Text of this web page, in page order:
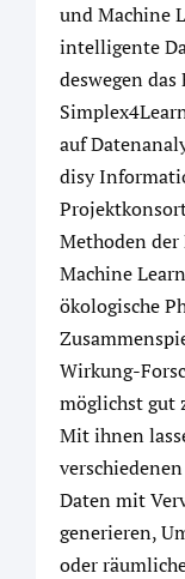
und Machine
intelligente
deswegen
auf
disy
Methoden
Machine
ökologische
Wirkung-
möglichst gut
Mit ihnen
Daten mit
generieren,
oder